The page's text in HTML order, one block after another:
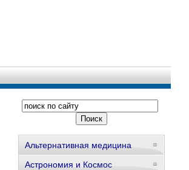
Альтернативная медицина
Астрономия и Космос